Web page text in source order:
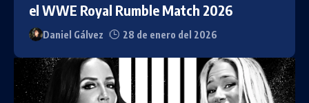
el WWE Royal Rumble Match 2026
Daniel Gálvez 28 de enero del 2026